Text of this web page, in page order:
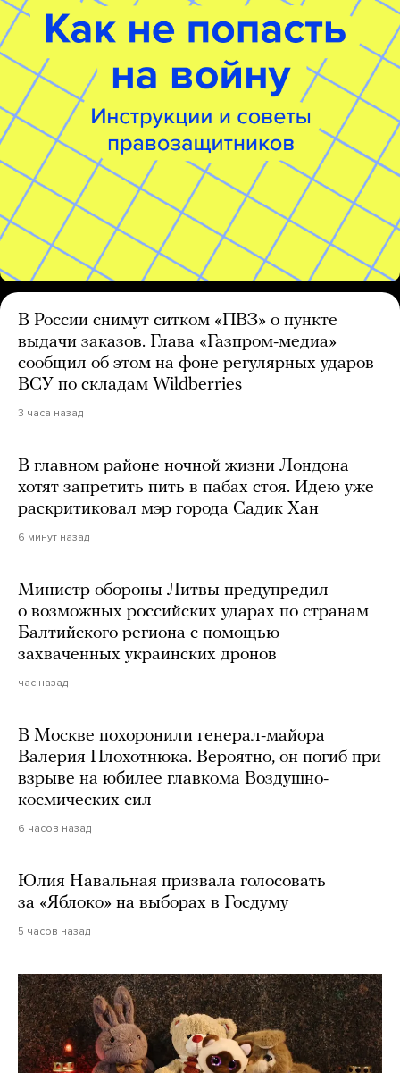
В России снимут ситком «ПВЗ» о пункте
выдачи заказов. Глава «Газпром-медиа»
сообщил об этом на фоне регулярных ударов
ВСУ по складам Wildberries
3 часа назад
В главном районе ночной жизни Лондона
хотят запретить пить в пабах стоя. Идею уже
раскритиковал мэр города Садик Хан
6 минут назад
Министр обороны Литвы предупредил
о возможных российских ударах по странам
Балтийского региона с помощью
захваченных украинских дронов
час назад
В Москве похоронили генерал-майора
Валерия Плохотнюка. Вероятно, он погиб при
взрыве на юбилее главкома Воздушно-
космических сил
6 часов назад
Юлия Навальная призвала голосовать
за «Яблоко» на выборах в Госдуму
5 часов назад